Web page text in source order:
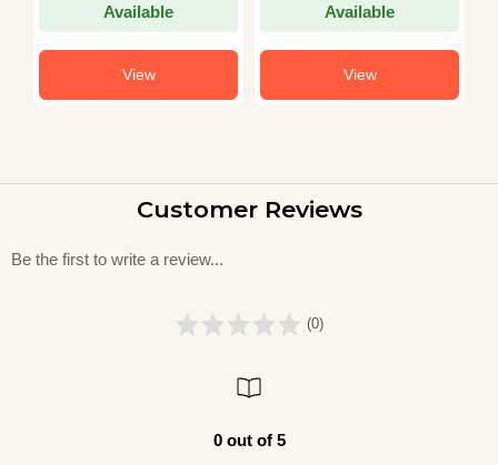
Available
View
Available
View
Customer Reviews
Be the first to write a review...
(0)
0 out of 5